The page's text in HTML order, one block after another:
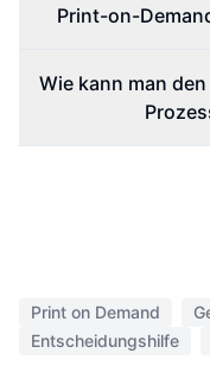
Print-on-
Wie kann man
Print on Demand
Entscheidungshilfe